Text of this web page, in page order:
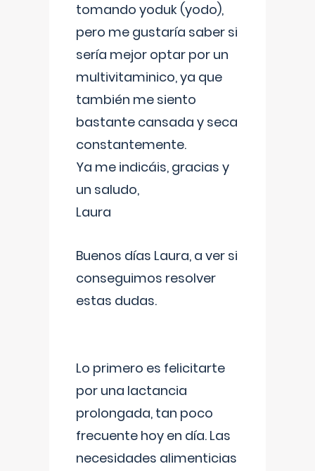
tomando yoduk (yodo),
pero me gustaría saber si
sería mejor optar por un
multivitaminico, ya que
también me siento
bastante cansada y seca
constantemente.
Ya me indicáis, gracias y
un saludo,
Laura
Buenos días Laura, a ver si
conseguimos resolver
estas dudas.
Lo primero es felicitarte
por una lactancia
prolongada, tan poco
frecuente hoy en día. Las
necesidades alimenticias